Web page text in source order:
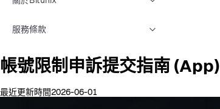
服務條款
帳號限制申訴提交指南 (App)
最近更新時間2026-06-01